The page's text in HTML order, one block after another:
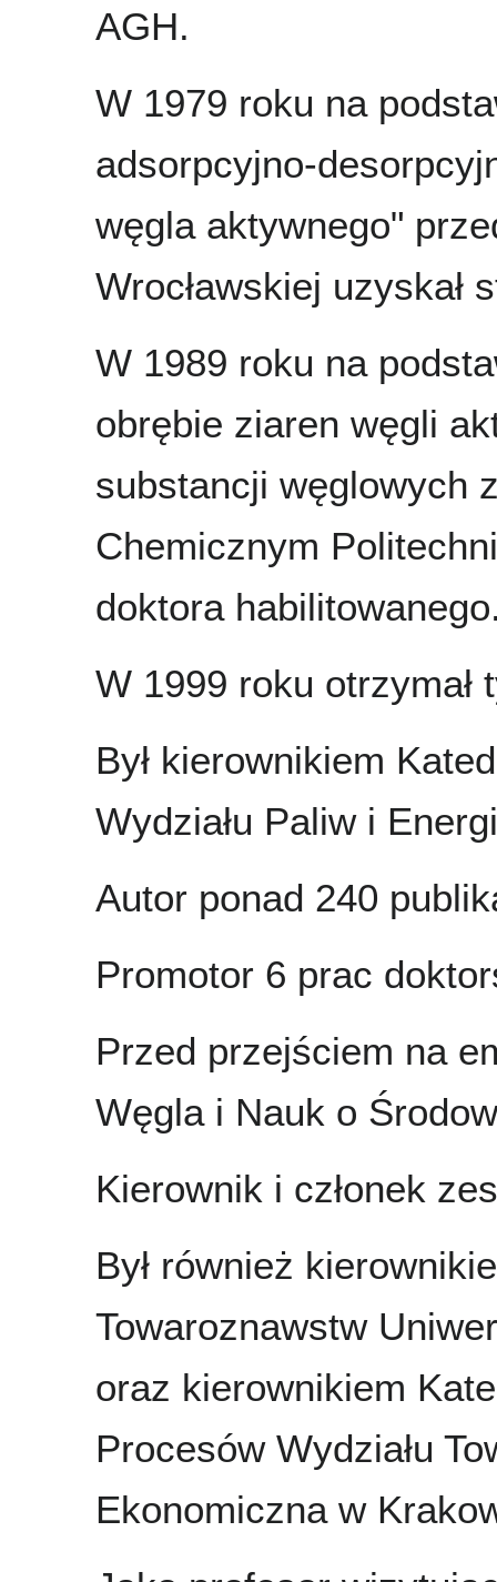
AGH.
W 1979 roku na
adsorpcyjno-
węgla aktywnego"
Wrocławskiej uzyskał
W 1989 roku na
obrębie ziaren węgli
substancji węglowych
Chemicznym
doktora
W 1999 roku otrzymał
Był kierownikiem
Wydziału Paliw i
Autor ponad 240
Promotor 6 prac
Przed przejściem na
Węgla i Nauk o
Kierownik i członek
Był również
Towaroznawstw
oraz kierownikiem
Procesów Wydziału
Ekonomiczna w